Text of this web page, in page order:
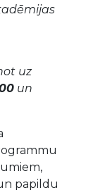
uz
un
papildu